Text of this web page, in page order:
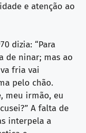
e atenção ao
dizia: “Para
de ninar; mas ao
fria vai
pelo chão.
meu irmão, eu
A falta de
interpela a